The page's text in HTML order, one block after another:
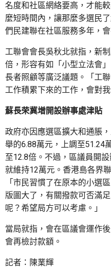
名度和社區網絡要高，才能
麼短時間內，讓那麼多選民
們民建聯在社區服務多年，
工聯會會長吳秋北就指，新
倍，形容有如「小型立法會
長者照顧等廣泛議題。「工
工作積累下來的工作，會對我
蘇長荣冀增開設辦事處津貼
政府亦因應選區擴大和通脹
舉的6.88萬元，上調至51.24
至12.8倍。不過，區議員開
就維持12萬元。香港島各界
「市民習慣了在原本的小選
版圖大了，有關撥款可否滿
呢？希望局方可以考慮。」
當局就指，會在區議會運作
會再檢討款額。
記者：陳業輝